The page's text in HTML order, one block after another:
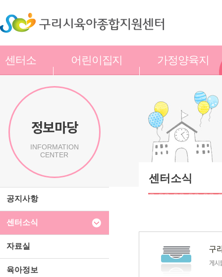
센터소
어린이집지
가정양육지
정보마당
INFORMATION
CENTER
공지사항
센터소식
자료실
육아정보
센터소식